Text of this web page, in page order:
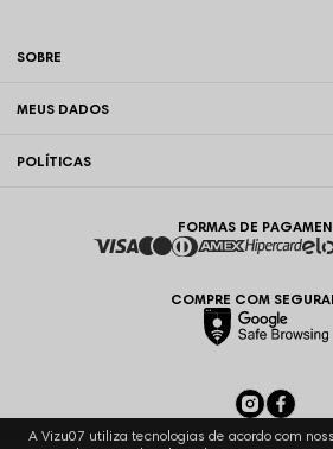
SOBRE
MEUS DADOS
POLÍTICAS
FORMAS DE
COMPRE COM
A Vizu07 utiliza tecnologias de acordo com